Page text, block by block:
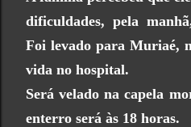
dificuldades, pela
Foi levado para Muriaé,
vida no hospital.
Será velado na capela
enterro será às 18 horas.